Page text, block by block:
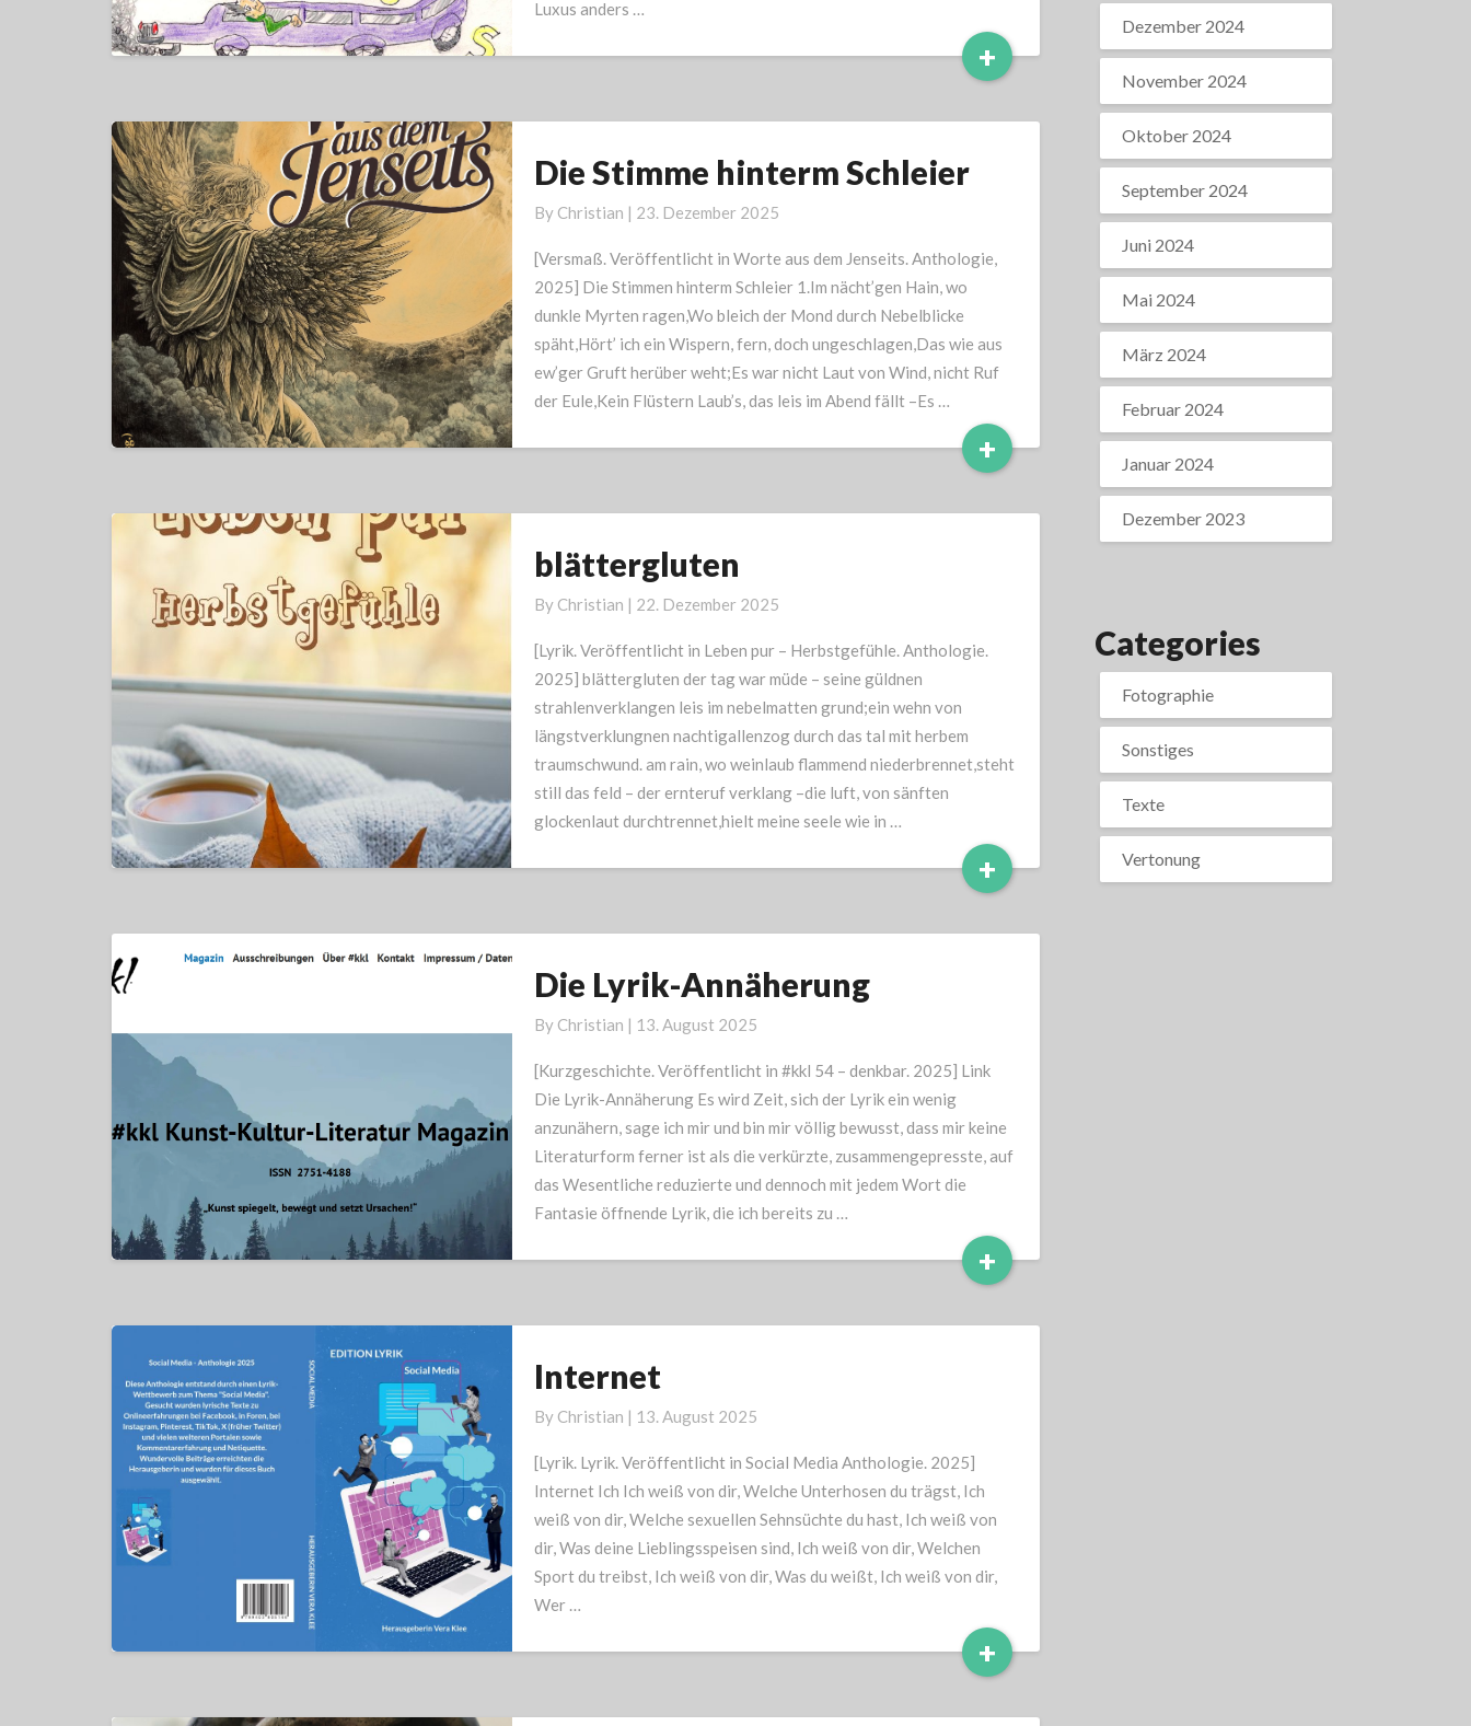
Luxus anders …
+Read
More
Die
hinterm
Schleier
Die Stimme hinterm Schleier
By Christian | 23. Dezember 2025
[Versmaß. Veröffentlicht in Worte aus dem Jenseits. Anthologie,
2025] Die Stimmen hinterm Schleier 1.Im nächt’gen Hain, wo
dunkle Myrten ragen,Wo bleich der Mond durch Nebelblicke
späht,Hört’ ich ein Wispern, fern, doch ungeschlagen,Das wie aus
ew’ger Gruft herüber weht;Es war nicht Laut von Wind, nicht Ruf
der Eule,Kein Flüstern Laub’s, das leis im Abend fällt –Es …
+Read
More
blättergluten
blättergluten
By Christian | 22. Dezember 2025
[Lyrik. Veröffentlicht in Leben pur – Herbstgefühle. Anthologie.
2025] blättergluten der tag war müde – seine güldnen
strahlenverklangen leis im nebelmatten grund;ein wehn von
längstverklungnen nachtigallenzog durch das tal mit herbem
traumschwund. am rain, wo weinlaub flammend niederbrennet,steht
still das feld – der ernteruf verklang –die luft, von sänften
glockenlaut durchtrennet,hielt meine seele wie in …
+Read
More
Die
Annäherung
Die Lyrik-Annäherung
By Christian | 13. August 2025
[Kurzgeschichte. Veröffentlicht in #kkl 54 – denkbar. 2025] Link
Die Lyrik-Annäherung Es wird Zeit, sich der Lyrik ein wenig
anzunähern, sage ich mir und bin mir völlig bewusst, dass mir keine
Literaturform ferner ist als die verkürzte, zusammengepresste, auf
das Wesentliche reduzierte und dennoch mit jedem Wort die
Fantasie öffnende Lyrik, die ich bereits zu …
+Read
More
Internet
Internet
By Christian | 13. August 2025
[Lyrik. Lyrik. Veröffentlicht in Social Media Anthologie. 2025]
Internet Ich Ich weiß von dir, Welche Unterhosen du trägst, Ich
weiß von dir, Welche sexuellen Sehnsüchte du hast, Ich weiß von
dir, Was deine Lieblingsspeisen sind, Ich weiß von dir, Welchen
Sport du treibst, Ich weiß von dir, Was du weißt, Ich weiß von dir,
Wer …
+Read
More
Dezember 2024
November 2024
Oktober 2024
September 2024
Juni 2024
Mai 2024
März 2024
Februar 2024
Januar 2024
Dezember 2023
Categories
Fotographie
Sonstiges
Texte
Vertonung